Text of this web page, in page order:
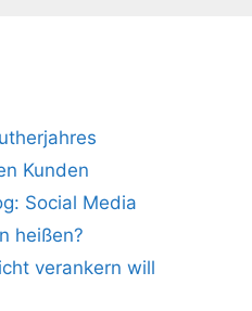
Kunden
Social Media
heißen?
verankern will